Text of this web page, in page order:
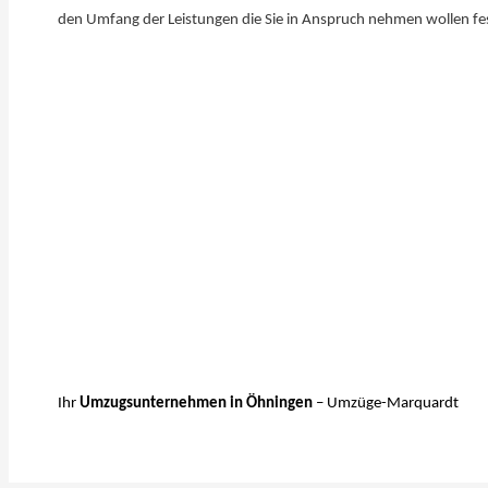
den Umfang der Leistungen die Sie in Anspruch nehmen wollen
Ihr Umzugsunternehmen in Öhningen – Umzüge-Marquardt